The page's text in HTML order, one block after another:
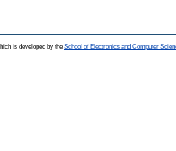
is developed by the School of Electronics and Computer